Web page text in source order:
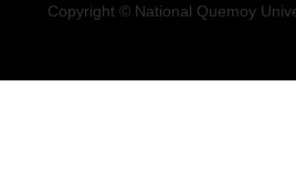
Copyright © National Quemoy